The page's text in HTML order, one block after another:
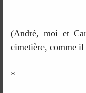
(André, moi et
cimetière, comme
*